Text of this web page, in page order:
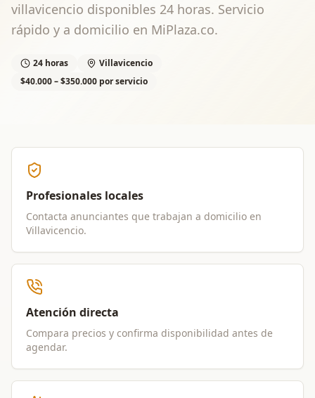
villavicencio disponibles 24 horas. Servicio
rápido y a domicilio en MiPlaza.co.
24 horas
Villavicencio
$40.000 – $350.000 por servicio
Profesionales locales
Contacta anunciantes que trabajan a domicilio en
Villavicencio.
Atención directa
Compara precios y confirma disponibilidad antes de
agendar.